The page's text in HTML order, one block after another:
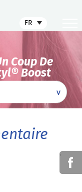
Coup De
Boost
'
FR